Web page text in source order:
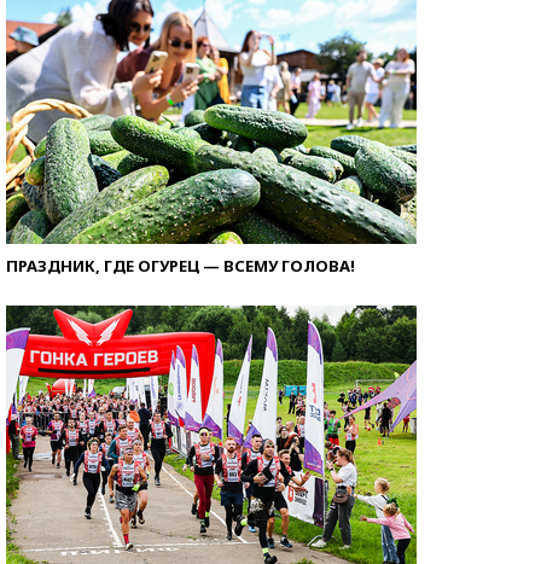
ПРАЗДНИК, ГДЕ ОГУРЕЦ — ВСЕМУ ГОЛОВА!